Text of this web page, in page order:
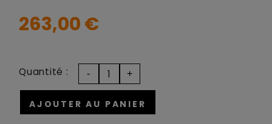
263,00 €
AJOUTER AU PANIER
Quantité :